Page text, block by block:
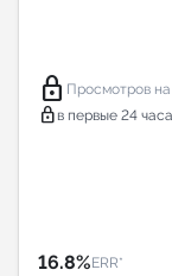
lock Просмотров на
lock в первые 24 часа
16.8%ERR*